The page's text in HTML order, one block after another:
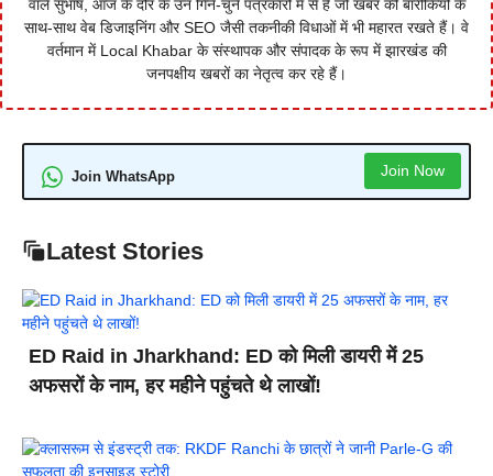
वाले सुभाष, आज के दौर के उन गिने-चुने पत्रकारों में से हैं जो खबर की बारीकियों के
साथ-साथ वेब डिजाइनिंग और SEO जैसी तकनीकी विधाओं में भी महारत रखते हैं। वे
वर्तमान में Local Khabar के संस्थापक और संपादक के रूप में झारखंड की
जनपक्षीय खबरों का नेतृत्व कर रहे हैं।
Join WhatsApp Join Now
Latest Stories
ED Raid in Jharkhand: ED को मिली डायरी में 25
अफसरों के नाम, हर महीने पहुंचते थे लाखों!